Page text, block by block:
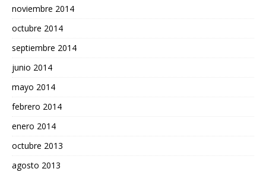
noviembre 2014
octubre 2014
septiembre 2014
junio 2014
mayo 2014
febrero 2014
enero 2014
octubre 2013
agosto 2013